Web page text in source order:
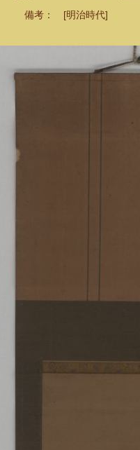
備考： [明治時代]